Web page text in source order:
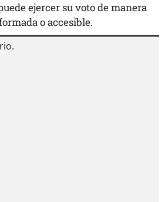
ejercer su voto de manera
o accesible.